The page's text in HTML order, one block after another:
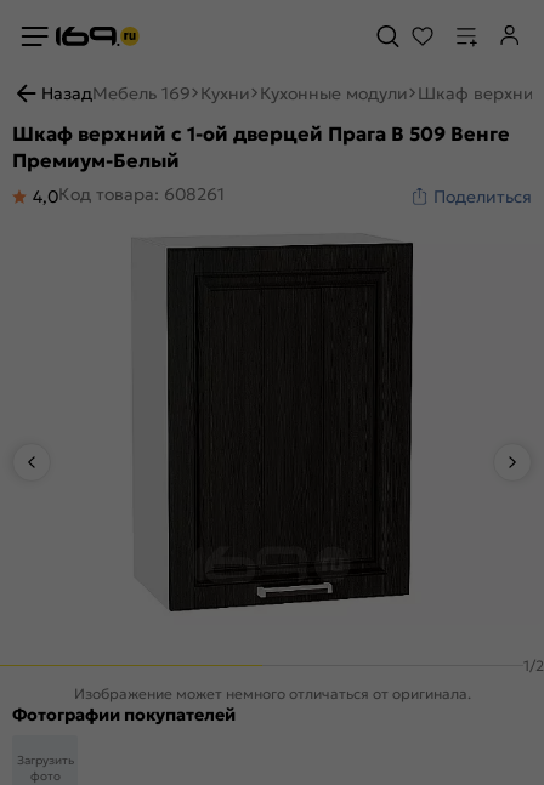
НазадМебель 169 Кухни Кухонные модули Шкаф
Шкаф верхний с 1-ой дверцей Прага В 509 Венге
Премиум-Белый
4,0Код товара: 608261 Поделиться
1/2
Изображение может немного отличаться от оригинала.
Фотографии покупателей
Загрузить
фото